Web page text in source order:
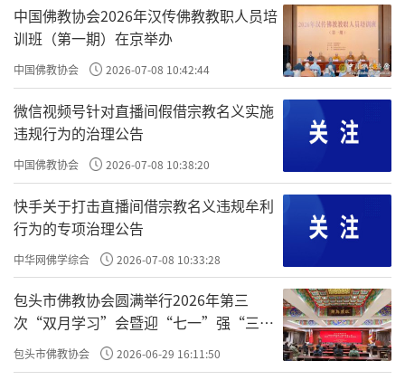
现象。正是公元前544年二月十五日月圆时分。
（现在为方便也作四月十五日）
汉传佛教以农历二月十五为佛涅盘日，以
四月八日为佛诞生日，十二月八日为佛成道
日。经赵朴初居士提议，汉传佛教界以夏历四
月十五日为“佛吉祥日”，以与国际佛教界一
同庆祝。
在笃信藏传佛教的藏族民众心中的佛吉祥
日，藏语里称为萨嘎达瓦节。从凌晨到午后，
拉萨古城内外至少有十万名的信众在转经、施
舍、放生、过林卡，在交通民警的引导下，信
众摩肩接踵，川流不息，井然有序。
中国佛教协会2026年汉传佛教教职人员培
训班（第一期）在京举办
中国佛教协会 2026-07-08 10:42:44
微信视频号针对直播间假借宗教名义实施
违规行为的治理公告
中国佛教协会 2026-07-08 10:38:20
快手关于打击直播间借宗教名义违规牟利
行为的专项治理公告
中华网佛学综合 2026-07-08 10:33:28
包头市佛教协会圆满举行2026年第三
次“双月学习”会暨迎“七一”强“三
爱”主题书画笔会
包头市佛教协会 2026-06-29 16:11:50